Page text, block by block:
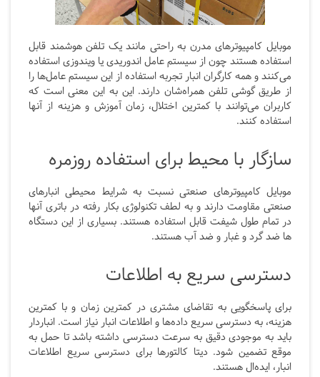
موبایل کامپیوترهای مدرن به راحتی مانند یک تلفن هوشمند قابل
استفاده هستند چون از سیستم عامل اندوریدی یا ویندوزی استفاده
می‌کنند و همه کارگران انبار تجربه استفاده از این سیستم عامل‌ها را
از طریق گوشی تلفن همراه‌شان دارند. این به این معنی است که
کاربران می‌توانند با کمترین اختلال، زمان آموزش و هزینه از آنها
استفاده کنند.
سازگار با محیط برای استفاده روزمره
موبایل کامپیوترهای صنعتی نسبت به شرایط محیطی انبارهای
صنعتی مقاومت دارند و به لطف تکنولوژی بکار رفته در باتری آنها
در تمام طول شیفت قابل استفاده هستند. بسیاری از این دستگاه
ها ضد گرد و غبار و ضد آب هستند.
دسترسی سریع به اطلاعات
برای پاسخگویی به تقاضای مشتری در کمترین زمان و با کمترین
هزینه، به دسترسی سریع داده‌ها و اطلاعات انبار نیاز است. انباردار
باید به موجودی دقیق به سرعت دسترسی داشته باشد تا حمل به
موقع تضمین شود. دیتا کالتورها برای دسترسی سریع اطلاعات
انبار، ایده‌ال هستند.